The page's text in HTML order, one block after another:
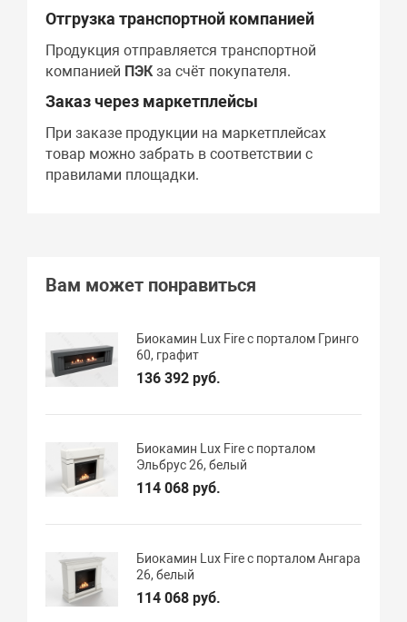
Отгрузка транспортной компанией
Продукция отправляется транспортной
компанией ПЭКза счёт покупателя.
Заказ через маркетплейсы
При заказе продукции на маркетплейсах
товар можно забрать в соответствии с
правилами площадки.
Вам может понравиться
Биокамин Lux Fire с порталом Гринго
60, графит
136 392 руб.
Биокамин Lux Fire с порталом
Эльбрус 26, белый
114 068 руб.
Биокамин Lux Fire с порталом Ангара
26, белый
114 068 руб.